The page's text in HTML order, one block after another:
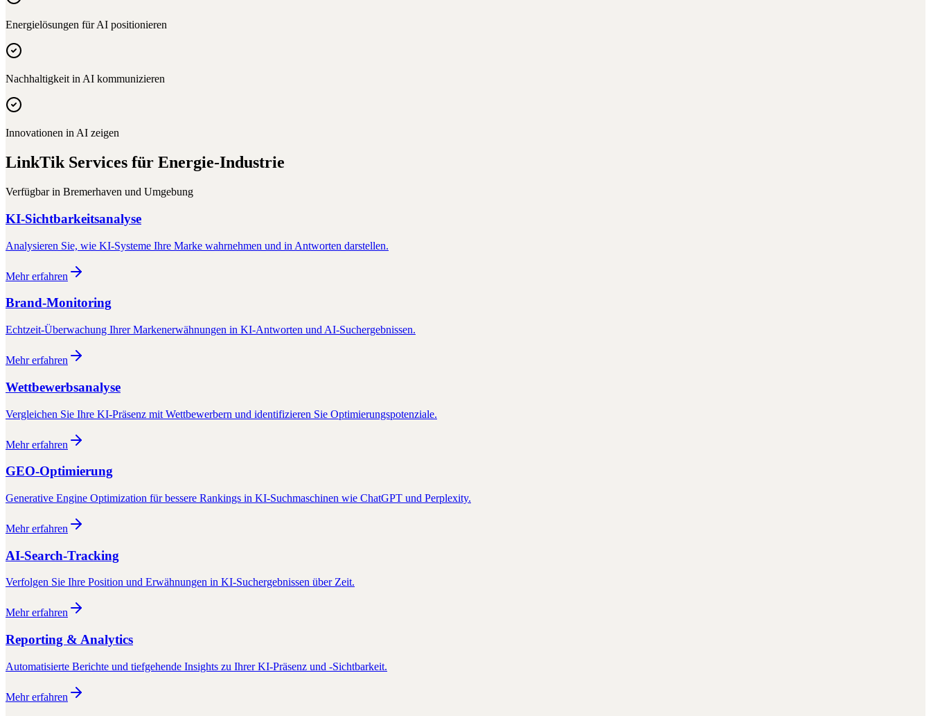
Energielösungen für AI positionieren
Nachhaltigkeit in AI kommunizieren
Innovationen in AI zeigen
LinkTik Services für Energie-Industrie
Verfügbar in Bremerhaven und Umgebung
KI-Sichtbarkeitsanalyse
Analysieren Sie, wie KI-Systeme Ihre Marke wahrnehmen und in Antworten darstellen.
Mehr erfahren
Brand-Monitoring
Echtzeit-Überwachung Ihrer Markenerwähnungen in KI-Antworten und AI-Suchergebnissen.
Mehr erfahren
Wettbewerbsanalyse
Vergleichen Sie Ihre KI-Präsenz mit Wettbewerbern und identifizieren Sie Optimierungspotenziale.
Mehr erfahren
GEO-Optimierung
Generative Engine Optimization für bessere Rankings in KI-Suchmaschinen wie ChatGPT und Perplexity.
Mehr erfahren
AI-Search-Tracking
Verfolgen Sie Ihre Position und Erwähnungen in KI-Suchergebnissen über Zeit.
Mehr erfahren
Reporting & Analytics
Automatisierte Berichte und tiefgehende Insights zu Ihrer KI-Präsenz und -Sichtbarkeit.
Mehr erfahren